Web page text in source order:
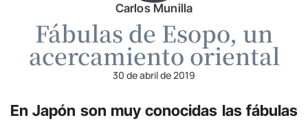
Carlos Munilla
Fábulas de Esopo, un
acercamiento oriental
30 de abril de 2019
En Japón son muy conocidas las fábulas